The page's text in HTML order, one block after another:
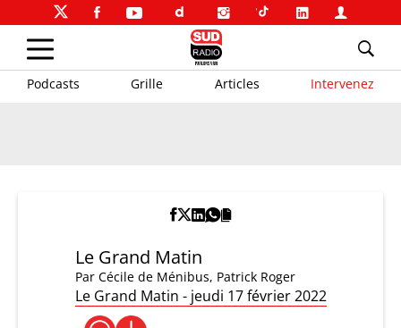
Podcasts Grille Articles Intervenez
Le Grand Matin
Par Cécile de Ménibus, Patrick Roger
Le Grand Matin - jeudi 17 février 2022